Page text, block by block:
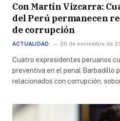
Con Martín Vizcarra:
del Perú permanecen
de corrupción
ACTUALIDAD 26 de noviembre de
Cuatro expresidentes peruanos
preventiva en el penal Barbadillo
relacionados con corrupción,